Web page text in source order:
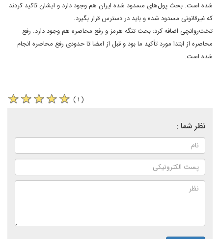
شده است. بحث پول‌های مسدود شده ایران هم وجود دارد و ایشان تاکید کردند
که غیرقانونی مسدود شده و باید در دسترس قرار بگیرد.
تخت‌روانچی اضافه کرد: بحث تنگه هرمز و رفع محاصره هم وجود دارد. رفع
محاصره از ابتدا مورد تأکید ما بود و قبل از امضا تا حدودی رفع محاصره انجام
شده است.
( ۱ )
نظر شما :